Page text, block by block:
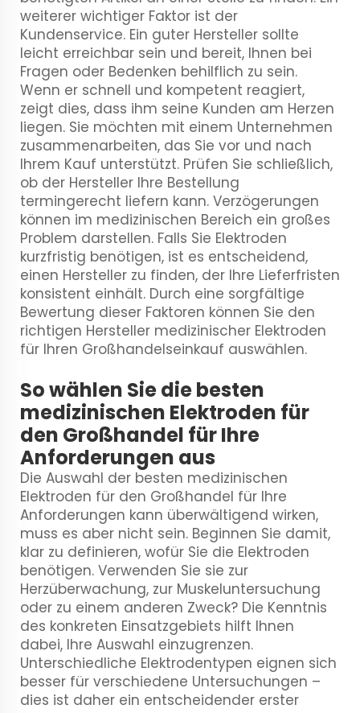
weiterer wichtiger Faktor ist der
Kundenservice. Ein guter Hersteller sollte
leicht erreichbar sein und bereit, Ihnen bei
Fragen oder Bedenken behilflich zu sein.
Wenn er schnell und kompetent reagiert,
zeigt dies, dass ihm seine Kunden am Herzen
liegen. Sie möchten mit einem Unternehmen
zusammenarbeiten, das Sie vor und nach
Ihrem Kauf unterstützt. Prüfen Sie schließlich,
ob der Hersteller Ihre Bestellung
termingerecht liefern kann. Verzögerungen
können im medizinischen Bereich ein großes
Problem darstellen. Falls Sie Elektroden
kurzfristig benötigen, ist es entscheidend,
einen Hersteller zu finden, der Ihre Lieferfristen
konsistent einhält. Durch eine sorgfältige
Bewertung dieser Faktoren können Sie den
richtigen Hersteller medizinischer Elektroden
für Ihren Großhandelseinkauf auswählen.
So wählen Sie die besten
medizinischen Elektroden für
den Großhandel für Ihre
Anforderungen aus
Die Auswahl der besten medizinischen
Elektroden für den Großhandel für Ihre
Anforderungen kann überwältigend wirken,
muss es aber nicht sein. Beginnen Sie damit,
klar zu definieren, wofür Sie die Elektroden
benötigen. Verwenden Sie sie zur
Herzüberwachung, zur Muskeluntersuchung
oder zu einem anderen Zweck? Die Kenntnis
des konkreten Einsatzgebiets hilft Ihnen
dabei, Ihre Auswahl einzugrenzen.
Unterschiedliche Elektrodentypen eignen sich
besser für verschiedene Untersuchungen –
dies ist daher ein entscheidender erster